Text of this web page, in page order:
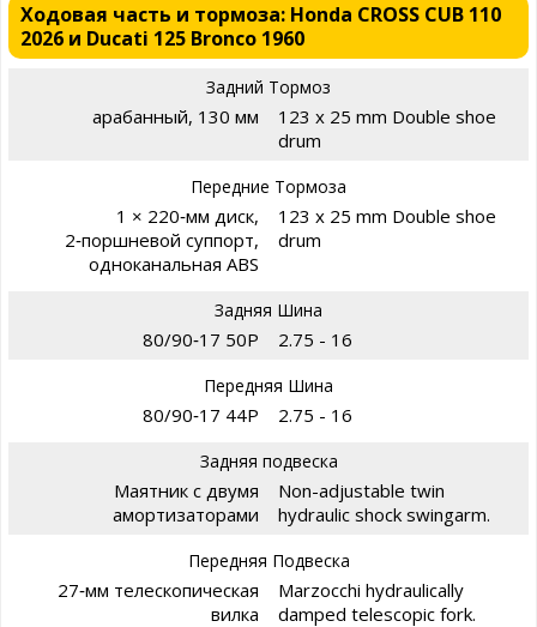
Ходовая часть и тормоза: Honda CROSS CUB 110
2026 и Ducati 125 Bronco 1960
Задний Тормоз
арабанный, 130 мм
123 x 25 mm Double shoe
drum
Передние Тормоза
1 × 220‑мм диск,
2‑поршневой суппорт,
одноканальная ABS
123 x 25 mm Double shoe
drum
Задняя Шина
80/90‑17 50P 2.75 - 16
Передняя Шина
80/90‑17 44P 2.75 - 16
Задняя подвеска
Маятник с двумя
амортизаторами
Non-adjustable twin
hydraulic shock swingarm.
Передняя Подвеска
27‑мм телескопическая
вилка
Marzocchi hydraulically
damped telescopic fork.